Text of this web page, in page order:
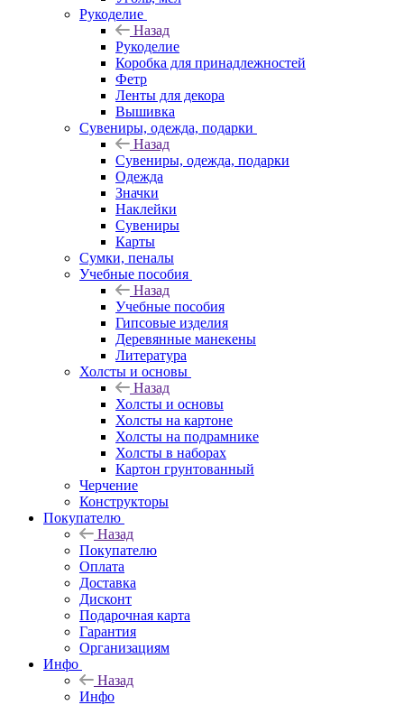
Рукоделие
Назад
Рукоделие
Коробка для принадлежностей
Фетр
Ленты для декора
Вышивка
Сувениры, одежда, подарки
Назад
Сувениры, одежда, подарки
Одежда
Значки
Наклейки
Сувениры
Карты
Сумки, пеналы
Учебные пособия
Назад
Учебные пособия
Гипсовые изделия
Деревянные манекены
Литература
Холсты и основы
Назад
Холсты и основы
Холсты на картоне
Холсты на подрамнике
Холсты в наборах
Картон грунтованный
Черчение
Конструкторы
Покупателю
Назад
Покупателю
Оплата
Доставка
Дисконт
Подарочная карта
Гарантия
Организациям
Инфо
Назад
Инфо